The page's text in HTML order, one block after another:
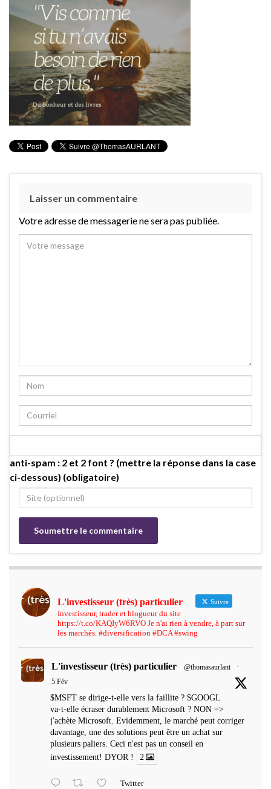
Laisser un commentaire
Votre adresse de messagerie ne sera pas publiée.
anti-spam : 2 et 2 font ? (mettre la réponse dans la case
ci-dessous) (obligatoire)
L'investisseur (très) particulier Suivre
Investisseur, trader et blogueur du site
https://t.co/KAQIyW6RVO Je n'ai rien à vendre, à part sur
les marchés. #diversification #DCA #swing
L'investisseur (très) particulier @thomasaurlant
·
5 Fév
$MSFT se dirige-t-elle vers la faillite ? $GOOGL
va-t-elle écraser durablement Microsoft ? NON =>
j'achète Microsoft. Evidemment, le marché peut corriger
davantage, une des solutions peut être un achat sur
plusieurs paliers. Ceci n'est pas un conseil en
investissement! DYOR !
2
Twitter